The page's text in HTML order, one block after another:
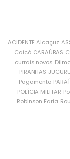
ACIDENTE Alcaçuz
Caicó CARAÚBAS
currais novos Dilma
PIRANHAS
Pagamento
POLÍCIA MILITAR
Robinson Faria